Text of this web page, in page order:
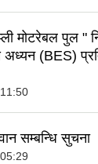
मोटरेबल पुल "
अध्यन (BES)
सम्बन्धि सुचना